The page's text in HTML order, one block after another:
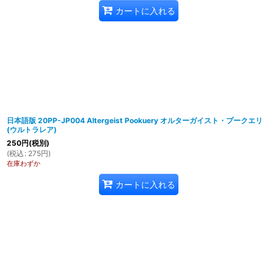
カートに入れる
日本語版 20PP-JP004 Altergeist Pookuery オルターガイスト・プークエリ
(ウルトラレア)
250円(税別)
(税込 : 275円)
在庫わずか
カートに入れる